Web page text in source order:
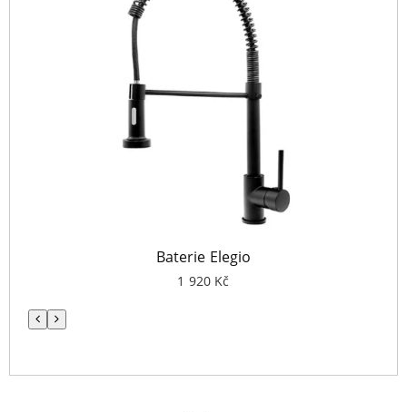
Baterie Elegio
1 920 Kč
Předchozí
Následující